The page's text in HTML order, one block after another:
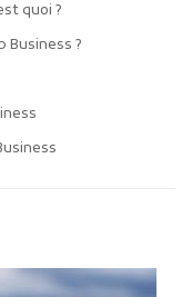
quoi ?
Business ?